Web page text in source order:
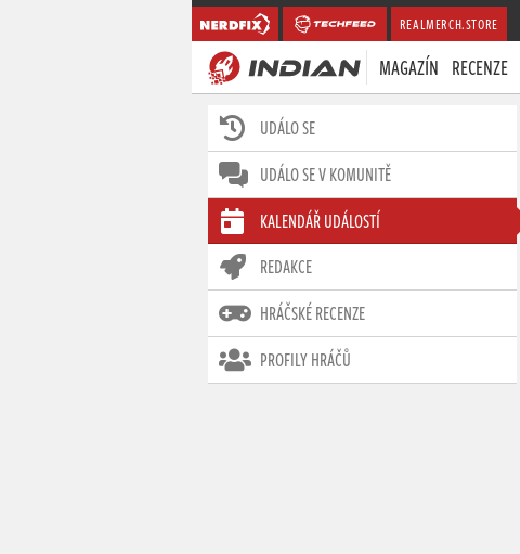
REALMERCH.STORE
MAGAZÍN RECENZE
UDÁLO SE
UDÁLO SE V KOMUNITĚ
KALENDÁŘ UDÁLOSTÍ
REDAKCE
HRÁČSKÉ RECENZE
PROFILY HRÁČŮ